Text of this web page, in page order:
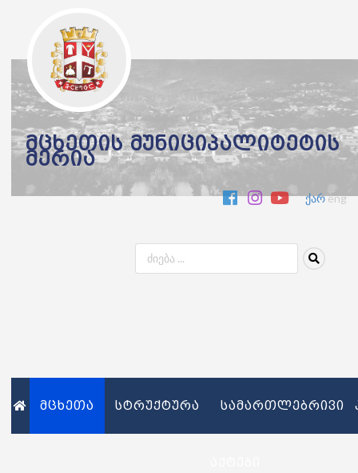
მცხეთის მუნიციპალიტეტის
მერია
ქარeng
მცხეთა სტრუქტურა სამართლებრივი